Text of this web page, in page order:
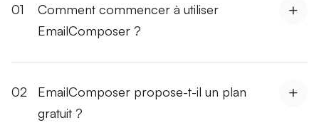
01
Comment commencer à utiliser
EmailComposer ?
02
EmailComposer propose-t-il un plan
gratuit ?